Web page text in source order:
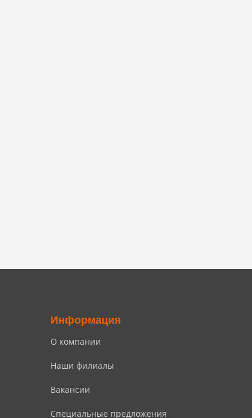
Информация
О компании
Наши филиалы
Вакансии
Специальные предложения